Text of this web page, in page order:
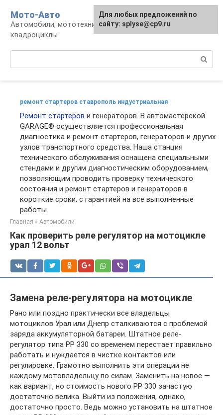
контенту
Мото-Авто
Автомобили, мототехника, снегоходы,
квадроциклы
ремонт стартеров ставрополь индустриальная
Ремонт стартеров и генераторов. В автомастерской
GARAGE® осуществляется профессиональная
диагностика и ремонт стартеров, генераторов и других
узлов транспортного средства. Наша станция
технического обслуживания оснащена специальными
стендами и другим диагностическим оборудованием,
позволяющим проводить проверку технического
состояния и ремонт стартеров и генераторов в
короткие сроки, с гарантией на все выполненные
работы.
Главная » Автомобили
Как проверить реле регулятор на мотоцикле
урал 12 вольт
Замена реле-регулятора на мотоцикле
Рано или поздно практически все владельцы
мотоциклов Урал или Днепр сталкиваются с проблемой
заряда аккумуляторной батареи. Штатное реле-
регулятор типа РР 330 со временем перестает правильно
работать и нуждается в чистке контактов или
регулировке. Грамотно выполнить эти операции не
каждому мотовладельцу по силам. Заменить на новое —
как вариант, но стоимость нового РР 330 зачастую
достаточно велика. Выйти из положения, однако,
достаточно просто. Ведь можно установить на штатное
Для любых предложений по
сайту: splyse@cp9.ru